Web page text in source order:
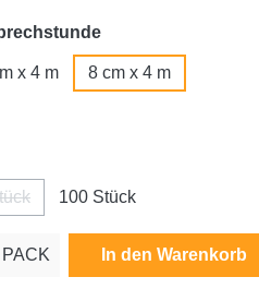
auswählen
x 4 m
8 cm x 4 m
100 Stück
PACK In den Warenkorb